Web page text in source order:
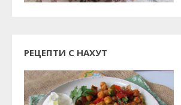
РЕЦЕПТИ С НАХУТ